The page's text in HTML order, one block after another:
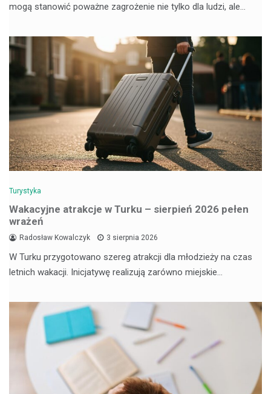
mogą stanowić poważne zagrożenie nie tylko dla ludzi, ale…
Turystyka
Wakacyjne atrakcje w Turku – sierpień 2026 pełen
wrażeń
Radosław Kowalczyk 3 sierpnia 2026
W Turku przygotowano szereg atrakcji dla młodzieży na czas
letnich wakacji. Inicjatywę realizują zarówno miejskie…